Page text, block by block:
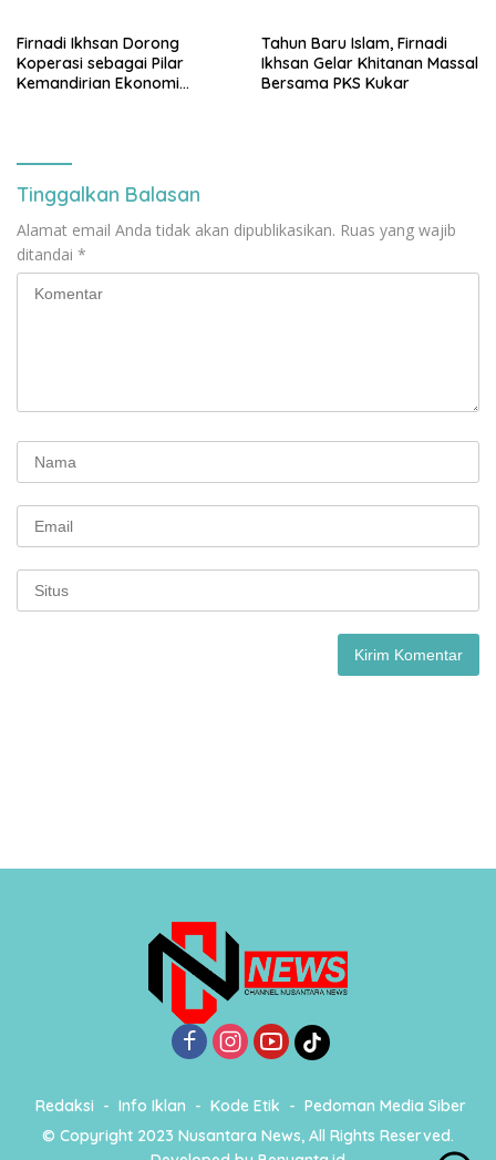
Firnadi Ikhsan Dorong
Koperasi sebagai Pilar
Kemandirian Ekonomi
Tahun Baru Islam, Firnadi
Ikhsan Gelar Khitanan Massal
Bersama PKS Kukar
Tinggalkan Balasan
Alamat email Anda tidak akan dipublikasikan. Ruas yang wajib
ditandai *
Redaksi Info Iklan Kode Etik
Pedoman Media Siber
© Copyright 2023 Nusantara News, All Rights Reserved.